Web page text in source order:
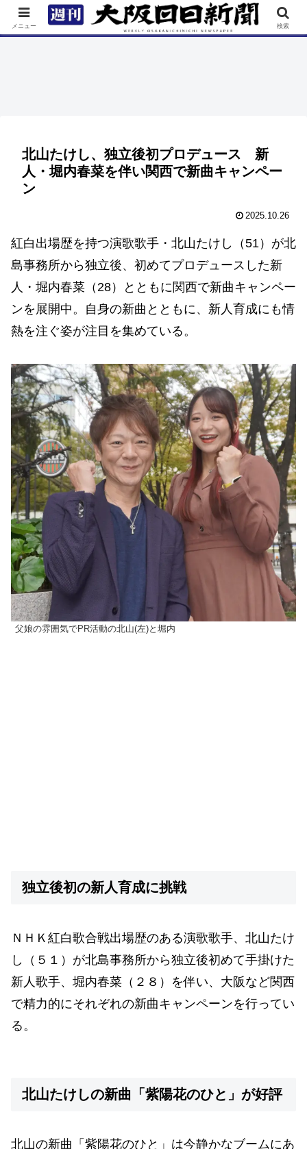
TOP 特集 ニュース 連載 街ネタ イベント
北山たけし、独立後初プロデュース 新
人・堀内春菜を伴い関西で新曲キャンペー
ン
2025.10.26
紅白出場歴を持つ演歌歌手・北山たけし（51）が北
島事務所から独立後、初めてプロデュースした新
人・堀内春菜（28）とともに関西で新曲キャンペー
ンを展開中。自身の新曲とともに、新人育成にも情
熱を注ぐ姿が注目を集めている。
父娘の雰囲気でPR活動の北山(左)と堀内
独立後初の新人育成に挑戦
ＮＨＫ紅白歌合戦出場歴のある演歌歌手、北山たけ
し（５１）が北島事務所から独立後初めて手掛けた
新人歌手、堀内春菜（２８）を伴い、大阪など関西
で精力的にそれぞれの新曲キャンペーンを行ってい
る。
北山たけしの新曲「紫陽花のひと」が好評
北山の新曲「紫陽花のひと」は今静かなブームにあ
メニュー 検索